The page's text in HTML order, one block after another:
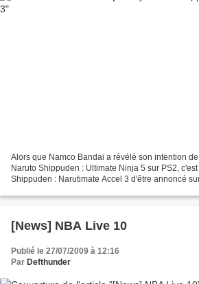
Alors que Namco Bandai a révélé son intention
Naruto Shippuden : Ultimate Ninja 5 sur PS2,
Shippuden : Narutimate Accel 3 d'être annoncé
[News] NBA Live 10
Publié le 27/07/2009 à 12:16
Par Defthunder